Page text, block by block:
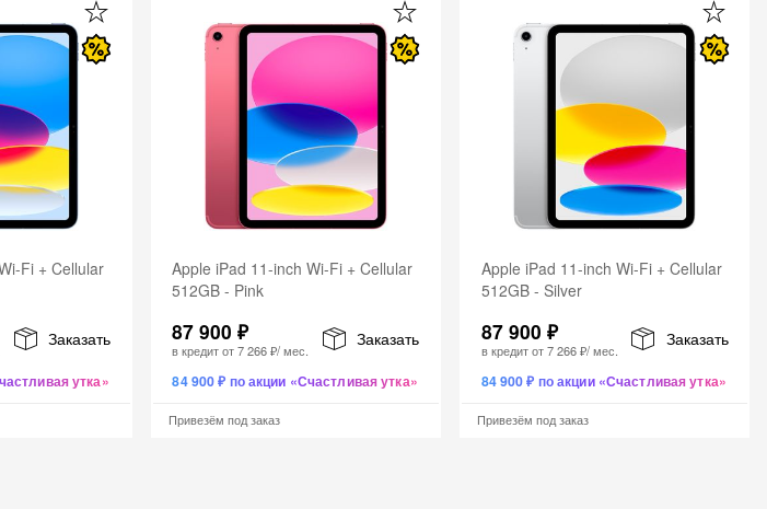
Fi + Cellular
Заказать
утка»
Apple iPad 11-inch Wi-Fi + Cellular
512GB - Pink
87 900 ₽
в кредит от7 266 ₽/ мес.
Заказать
84 900 ₽ по акции «Счастливая утка»
Привезём под заказ
Apple iPad 11-inch Wi-Fi + Cellular
512GB - Silver
87 900 ₽
в кредит от7 266 ₽/ мес.
Заказать
84 900 ₽ по акции «Счастливая утка»
Привезём под заказ